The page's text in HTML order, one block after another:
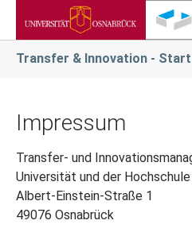
Transfer & Innovation - Start
Impressum
Transfer- und
Universität und der
Albert-Einstein-Straße 1
49076 Osnabrück